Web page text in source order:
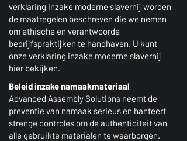
verklaring inzake moderne slavernij worden
de maatregelen beschreven die we nemen
om ethische en verantwoorde
bedrijfspraktijken te handhaven. U kunt
onze verklaring inzake moderne slavernij
hier bekijken.
Beleid inzake namaakmateriaal
Advanced Assembly Solutions neemt de
preventie van namaak serieus en hanteert
strenge controles om de authenticiteit van
alle gebruikte materialen te waarborgen.